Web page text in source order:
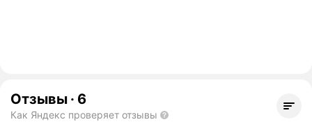
Отзывы · 6
Как Яндекс проверяет отзывы